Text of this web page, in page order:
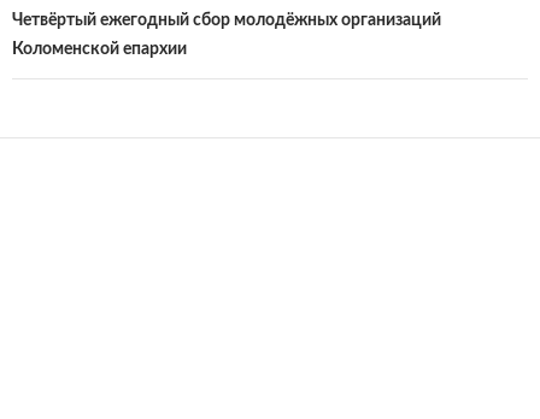
Четвёртый ежегодный сбор молодёжных организаций
Коломенской епархии